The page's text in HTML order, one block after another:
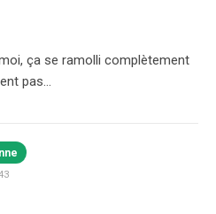
ça se ramolli complètement
pas…